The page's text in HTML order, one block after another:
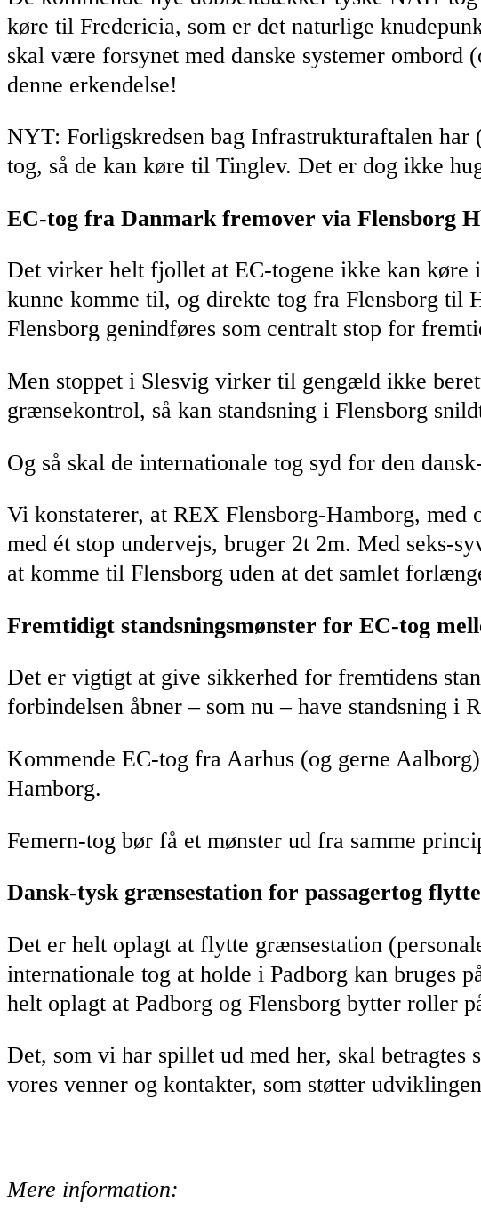
køre til Fredericia, som er det naturlige
skal være forsynet med danske systemer ombord
denne erkendelse!
NYT: Forligskredsen bag Infrastrukturaftalen har
tog, så de kan køre til Tinglev. Det er dog ikke
EC-tog fra Danmark fremover via Flensborg
Det virker helt fjollet at EC-togene ikke kan køre
kunne komme til, og direkte tog fra Flensborg til
Flensborg genindføres som centralt stop for
Men stoppet i Slesvig virker til gengæld ikke
grænsekontrol, så kan standsning i Flensborg
Og så skal de internationale tog syd for den
Vi konstaterer, at REX Flensborg-Hamborg, med
med ét stop undervejs, bruger 2t 2m. Med seks-
at komme til Flensborg uden at det samlet
Fremtidigt standsningsmønster for EC-tog
Det er vigtigt at give sikkerhed for fremtidens
forbindelsen åbner – som nu – have standsning i
Kommende EC-tog fra Aarhus (og gerne
Hamborg.
Femern-tog bør få et mønster ud fra samme
Dansk-tysk grænsestation for passagertog
Det er helt oplagt at flytte grænsestation
internationale tog at holde i Padborg kan bruges
helt oplagt at Padborg og Flensborg bytter roller
Det, som vi har spillet ud med her, skal
vores venner og kontakter, som støtter
Mere information: